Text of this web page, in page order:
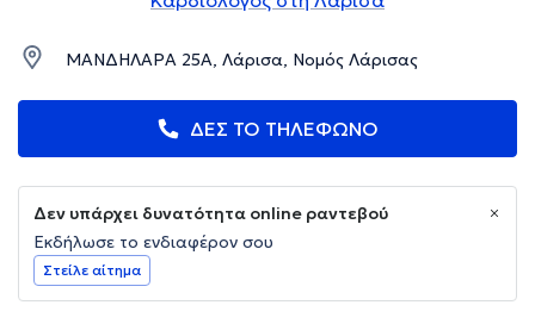
ΜΑΝΔΗΛΑΡΑ 25Α, Λάρισα, Νομός Λάρισας
ΔΕΣ ΤΟ ΤΗΛΕΦΩΝΟ
Δεν υπάρχει δυνατότητα online ραντεβού
Εκδήλωσε το ενδιαφέρον σου
Στείλε αίτημα